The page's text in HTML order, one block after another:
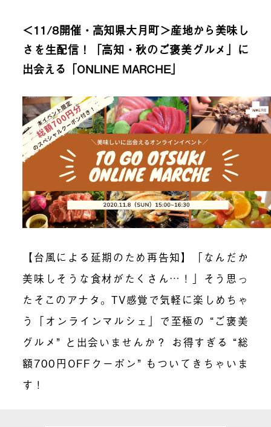
＜11/8開催・高知県大月町＞産地から美味し
さを生配信！「高知・秋のご褒美グルメ」に
出会える「ONLINE MARCHE」
【台風による延期のため再告知】「なんだか
美味しそうな食材がたくさん…！」そう思っ
たそこのアナタ。TV感覚で気軽に楽しめちゃ
う「オンラインマルシェ」で至極の “ご褒美
グルメ” と出会いませんか？ お得すぎる “総
額700円OFFクーポン” もついてきちゃいま
す！